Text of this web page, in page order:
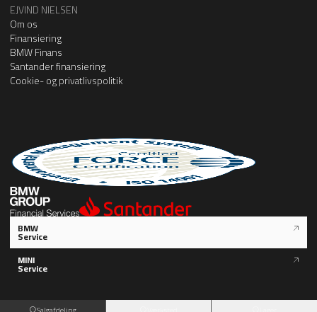
EJVIND NIELSEN
Om os
Finansiering
BMW Finans
Santander finansiering
Cookie- og privatlivspolitik
BMW
Service
MINI
Service